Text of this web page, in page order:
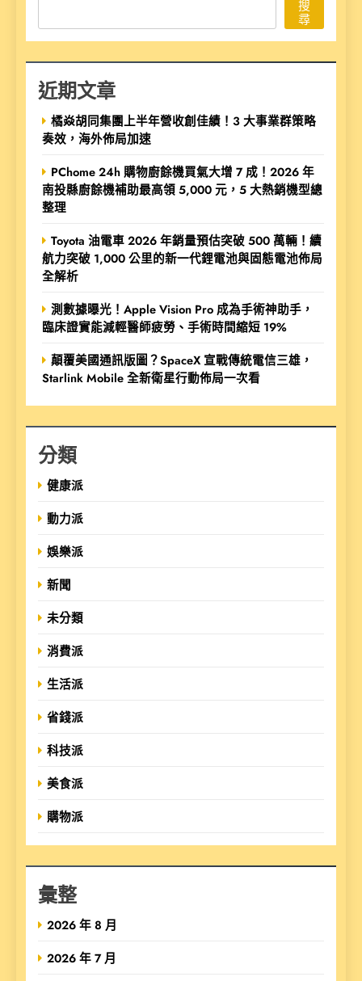
搜
尋
近期文章
橘焱胡同集團上半年營收創佳績！3 大事業群策略
奏效，海外佈局加速
PChome 24h 購物廚餘機買氣大增 7 成！2026 年
南投縣廚餘機補助最高領 5,000 元，5 大熱銷機型總
整理
Toyota 油電車 2026 年銷量預估突破 500 萬輛！續
航力突破 1,000 公里的新一代鋰電池與固態電池佈局
全解析
測數據曝光！Apple Vision Pro 成為手術神助手，
臨床證實能減輕醫師疲勞、手術時間縮短 19%
顛覆美國通訊版圖？SpaceX 宣戰傳統電信三雄，
Starlink Mobile 全新衛星行動佈局一次看
分類
健康派
動力派
娛樂派
新聞
未分類
消費派
生活派
省錢派
科技派
美食派
購物派
彙整
2026 年 8 月
2026 年 7 月